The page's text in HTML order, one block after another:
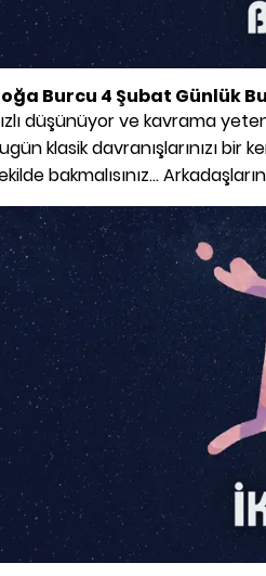
Burcu 4 Şubat Günlük
düşünüyor ve kavrama
klasik davranışlarınızı bir
bakmalısınız...